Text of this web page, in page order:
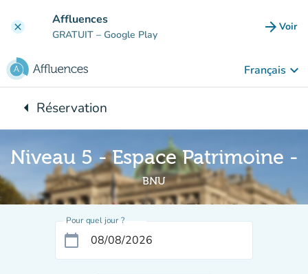
clear Affluences
GRATUIT – Google Play arrow_forward Voir
Français keyboard_arrow_down
arrow_leftRetour à :
Réservation
Niveau 5 - Espace Patrimoine -
BNU
Pour quel jour ?
calendar_today